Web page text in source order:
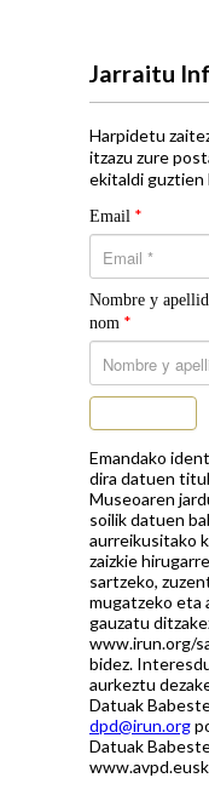
Jarraitu
Harpidetu
itzazu zure
ekitaldi guztien
Email *
Nombre y
nom *
Emandako
dira datuen
Museoaren
soilik datuen
aurreikusitako
zaizkie
sartzeko,
mugatzeko eta
gauzatu
www.irun.org/
bidez.
aurkeztu
Datuak
dpd@irun.org
Datuak